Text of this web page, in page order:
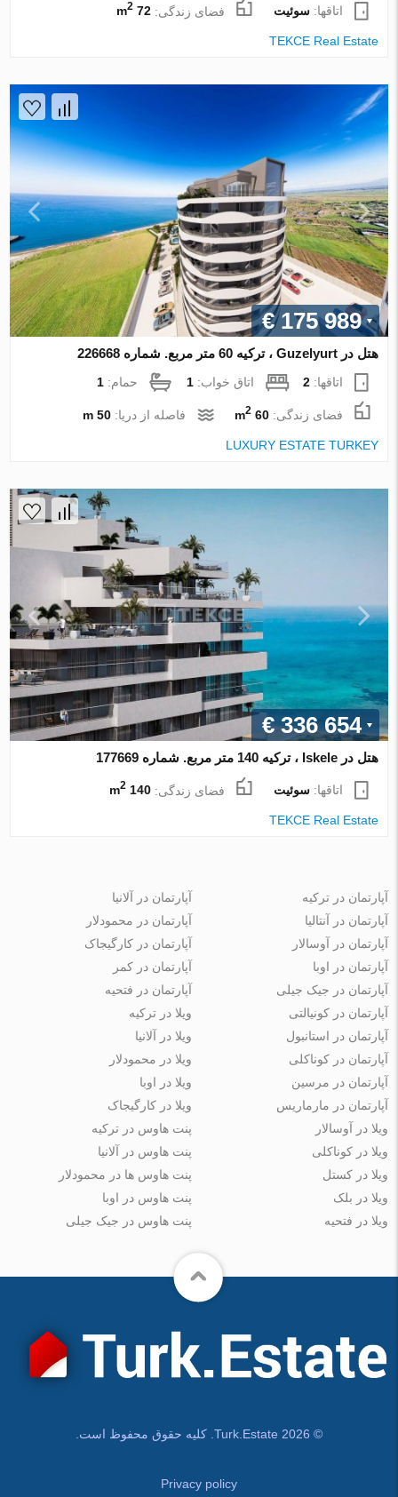
اتاقها:سوئیت فضای زندگی:72 m
2
TEKCE Real Estate
€ 175 989
هتل در Guzelyurt ، ترکیه 60 متر مربع. شماره 226668
اتاقها:2 اتاق خواب:1 حمام:1
فضای زندگی:60 m
2 فاصله از دریا:50 m
LUXURY ESTATE TURKEY
€ 336 654
هتل در Iskele ، ترکیه 140 متر مربع. شماره 177669
اتاقها:سوئیت فضای زندگی:140 m
2
TEKCE Real Estate
آپارتمان در ترکیه
آپارتمان در آنتالیا
آپارتمان در آوسالار
آپارتمان در اوبا
آپارتمان در جیک جیلی
آپارتمان در آلانیا
آپارتمان در محمودلار
آپارتمان در کارگیجاک
آپارتمان در کمر
آپارتمان در فتحیه
آپارتمان در کونیالتی
آپارتمان در استانبول
آپارتمان در کوناکلی
آپارتمان در مرسین
آپارتمان در مارماریس
ویلا در ترکیه
ویلا در آلانیا
ویلا در محمودلار
ویلا در اوبا
ویلا در کارگیجاک
ویلا در آوسالار
ویلا در کوناکلی
ویلا در کستل
ویلا در بلک
ویلا در فتحیه
پنت هاوس در ترکیه
پنت هاوس در آلانیا
پنت هاوس ها در محمودلار
پنت هاوس در اوبا
پنت هاوس در جیک جیلی
© Turk.Estate 2026. کلیه حقوق محفوظ است.
Privacy policy